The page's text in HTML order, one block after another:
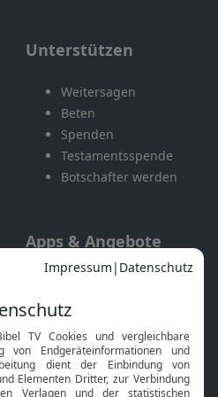
Unterstützen
Weitersagen
Beten
Spenden
Testamentsspende
Botschafter werden
Apps & Angebote
Mobile App
Smart TV
HbbTV
Bibelthek Online-Bibel